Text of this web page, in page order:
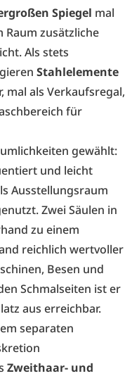
Spiegel mal
Raum zusätzliche
Als stets
Stahlelemente
mal als Verkaufsregal,
für
gewählt:
und leicht
Ausstellungsraum
Zwei Säulen in
zu einem
reichlich wertvoller
Besen und
Schmalseiten ist er
aus erreichbar.
separaten
Zweithaar- und